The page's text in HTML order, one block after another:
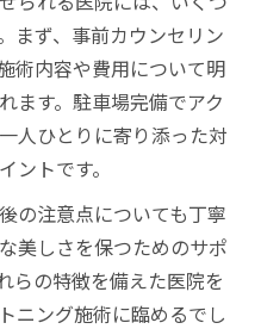
まず、事前カウンセリン
術内容や費用について明
ます。駐車場完備でアク
人ひとりに寄り添った対
ントです。
の注意点についても丁寧
美しさを保つためのサポ
らの特徴を備えた医院を
ニング施術に臨めるでし